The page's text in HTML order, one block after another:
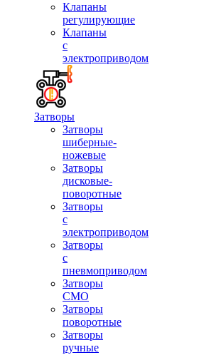
Клапаны
регулирующие
Клапаны
с
электроприводом
Затворы
Затворы
шиберные-
ножевые
Затворы
дисковые-
поворотные
Затворы
с
электроприводом
Затворы
с
пневмоприводом
Затворы
СМО
Затворы
поворотные
Затворы
ручные